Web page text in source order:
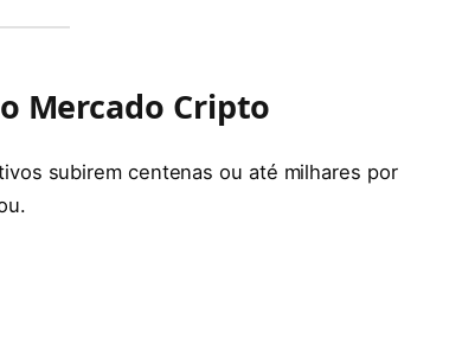
Mercado Cripto
subirem centenas ou até milhares por